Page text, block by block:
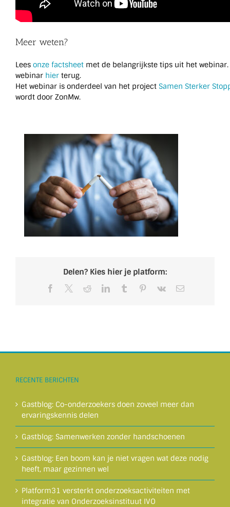
Meer weten?
Lees onze factsheet met de belangrijkste tips uit het
webinar hier terug.
Het webinar is onderdeel van het project Samen Sterker
wordt door ZonMw.
Delen? Kies hier je platform:
Facebook RedditLinkedInTumblr Pinterest
Vk
E-
RECENTE BERICHTEN
Gastblog: Co-onderzoekers doen zoveel meer dan
ervaringskennis delen
Gastblog: Samenwerken zonder handschoenen
Gastblog: Een boom kan je niet vragen wat deze nodig
heeft, maar gezinnen wel
Platform31 versterkt onderzoeksactiviteiten met
integratie van Onderzoeksinstituut IVO